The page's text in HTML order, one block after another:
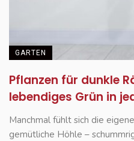
GARTEN
Pflanzen für dunkle
lebendiges Grün in
Manchmal fühlt sich die
gemütliche Höhle –